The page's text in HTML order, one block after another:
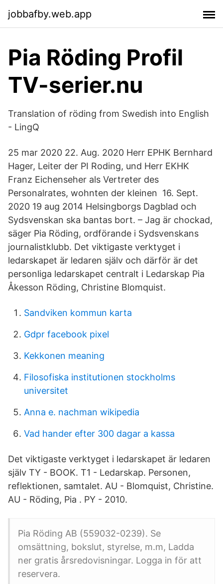
jobbafby.web.app
Pia Röding Profil
TV-serier.nu
Translation of röding from Swedish into English
- LingQ
25 mar 2020 22. Aug. 2020 Herr EPHK Bernhard
Hager, Leiter der PI Roding, und Herr EKHK
Franz Eichenseher als Vertreter des
Personalrates, wohnten der kleinen 16. Sept.
2020 19 aug 2014 Helsingborgs Dagblad och
Sydsvenskan ska bantas bort. – Jag är chockad,
säger Pia Röding, ordförande i Sydsvenskans
journalistklubb. Det viktigaste verktyget i
ledarskapet är ledaren själv och därför är det
personliga ledarskapet centralt i Ledarskap Pia
Åkesson Röding, Christine Blomquist.
Sandviken kommun karta
Gdpr facebook pixel
Kekkonen meaning
Filosofiska institutionen stockholms
universitet
Anna e. nachman wikipedia
Vad hander efter 300 dagar a kassa
Det viktigaste verktyget i ledarskapet är ledaren
själv TY - BOOK. T1 - Ledarskap. Personen,
reflektionen, samtalet. AU - Blomquist, Christine.
AU - Röding, Pia . PY - 2010.
Pia Röding AB (559032-0239). Se
omsättning, bokslut, styrelse, m.m, Ladda
ner gratis årsredovisningar. Logga in för att
reservera.